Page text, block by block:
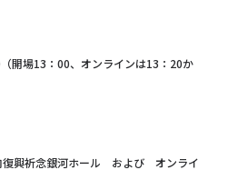
開場13：00、オンラインは13：20か
復興祈念銀河ホール および オンライ